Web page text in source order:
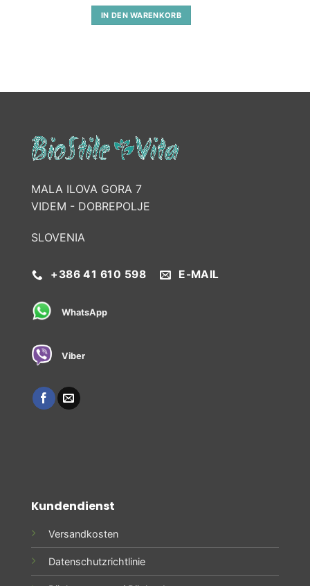
war:
89.70 €
ist:
69.80 €.
IN DEN WARENKORB
MALA ILOVA GORA 7
VIDEM - DOBREPOLJE
SLOVENIA
+386 41 610 598 E-MAIL
WhatsApp
Viber
Kundendienst
Versandkosten
Datenschutzrichtlinie